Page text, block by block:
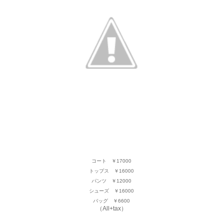
コート ￥17000
トップス ￥16000
パンツ ￥12000
シューズ ￥16000
バッグ ￥6600
（All+tax）